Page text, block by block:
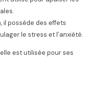
il possède des effets
le stress et l’anxiété.
est utilisée pour ses